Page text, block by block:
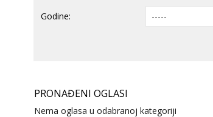
Godine:
PRONAĐENI OGLASI
Nema oglasa u odabranoj kategoriji